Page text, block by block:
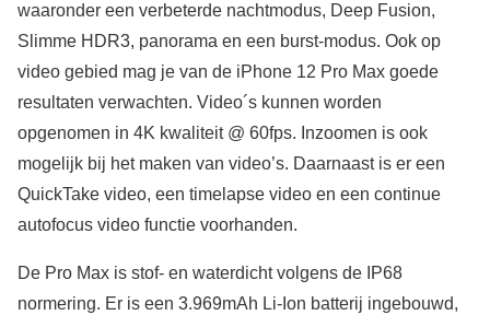
waaronder een verbeterde nachtmodus, Deep Fusion,
Slimme HDR3, panorama en een burst-modus. Ook op
video gebied mag je van de iPhone 12 Pro Max goede
resultaten verwachten. Video´s kunnen worden
opgenomen in 4K kwaliteit @ 60fps. Inzoomen is ook
mogelijk bij het maken van video’s. Daarnaast is er een
QuickTake video, een timelapse video en een continue
autofocus video functie voorhanden.
De Pro Max is stof- en waterdicht volgens de IP68
normering. Er is een 3.969mAh Li-Ion batterij ingebouwd,